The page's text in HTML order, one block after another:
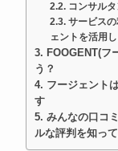
コンサル
サービス
ェントを活用
FOOGENT(フ
う？
フージェント
す
みんなの口コ
ルな評判を知っ